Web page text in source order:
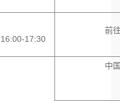
16:00-17:30
前往比赛
中国粮油